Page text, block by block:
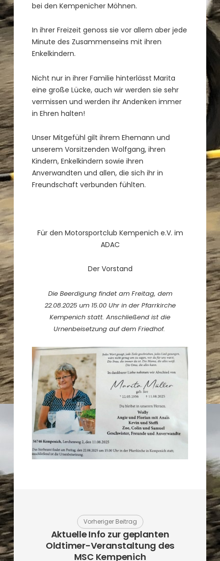
bei den Kempenicher Möhnen.
In ihrer Freizeit genoss sie vor allem aber jede
Minute des Zusammenseins mit ihren
Enkelkindern.
Nicht nur in ihrer Familie hinterlässt Marita
eine große Lücke, auch wir werden sie sehr
vermissen und werden ihr Andenken immer
in Ehren halten!
Unser Mitgefühl gilt ihrem Ehemann und
unserem Vorsitzenden Wolfgang, ihren
Kindern, Enkelkindern sowie ihren
Anverwandten und allen, die sich ihr in
Freundschaft verbunden fühlten.
Für den Motorsportclub Kempenich e.V. im
ADAC
Der Vorstand
Die Beerdigung findet am Freitag, dem
22.08.2025 um 15.00 Uhr in der Pfarrkirche
Kempenich statt. Anschließend ist die
Urnenbeisetzung auf dem Friedhof.
Vorheriger Beitrag
Aktuelle Info zur geplanten
Oldtimer-Veranstaltung des
MSC Kempenich